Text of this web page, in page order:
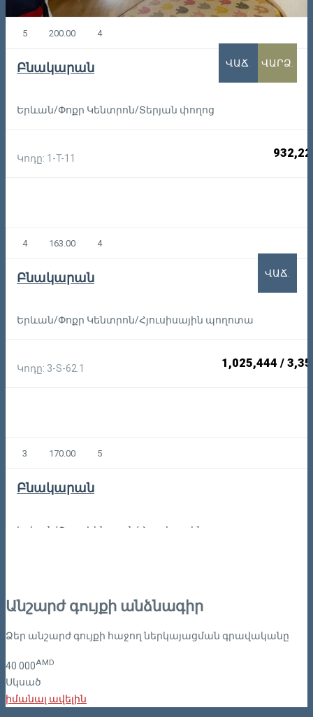
5 200.00 4
Բնակարան
Երևան/Փոքր Կենտրոն/Տերյան փողոց
Կոդը: 1-T-11
ՎԱՃ. ՎԱՐՁ.
4 163.00 4
Բնակարան
Երևան/Փոքր Կենտրոն/Հյուսիսային պողոտա
Կոդը: 3-S-62.1 1,025,444 /
ՎԱՃ.
3 170.00 5
Բնակարան
Երևան/Փոքր Կենտրոն/Հյուսիսային պողոտա
Անշարժ գույքի անձնագիր
Ձեր անշարժ գույքի հաջող ներկայացման գրավականը
40 000AMD
Սկսած
իմանալ ավելին